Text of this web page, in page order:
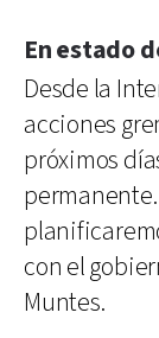
En estado
Desde la
acciones
próximos
con el
Muntes.